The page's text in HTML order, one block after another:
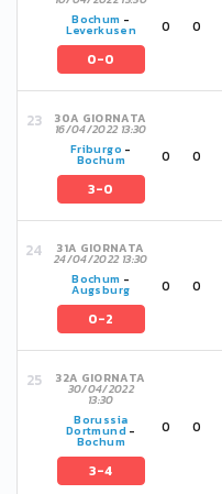
Bochum -
Leverkusen
0-0
0 0
30A GIORNATA
16/04/2022 13:30
Friburgo -
Bochum
3-0
0 0
31A GIORNATA
24/04/2022 13:30
Bochum -
Augsburg
0-2
0 0
32A GIORNATA
30/04/2022
13:30
Borussia
Dortmund-
Bochum
3-4
0 0